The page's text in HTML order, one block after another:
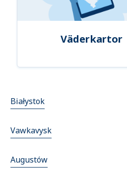
Väderkartor
Białystok
Vawkavysk
Augustów